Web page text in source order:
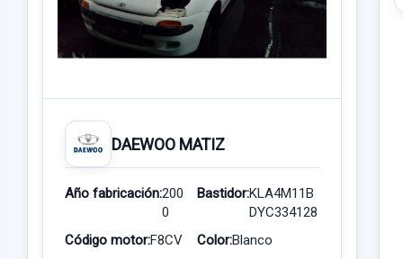
DAEWOO MATIZ
Año fabricación:200
0
Bastidor:KLA4M11B
DYC334128
Código motor:F8CV Color:Blanco